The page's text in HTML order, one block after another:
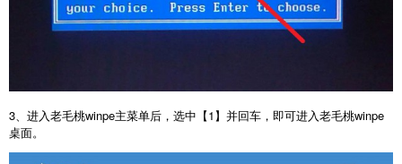
3、进入老毛桃winpe主菜单后，选中【1】并回车，即可进入老毛桃winpe
桌面。